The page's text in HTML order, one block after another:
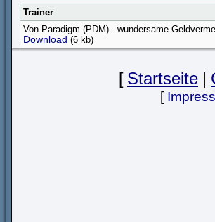
Trainer
Von Paradigm (PDM) - wundersame
Download (6 kb)
[ Startseite |
[